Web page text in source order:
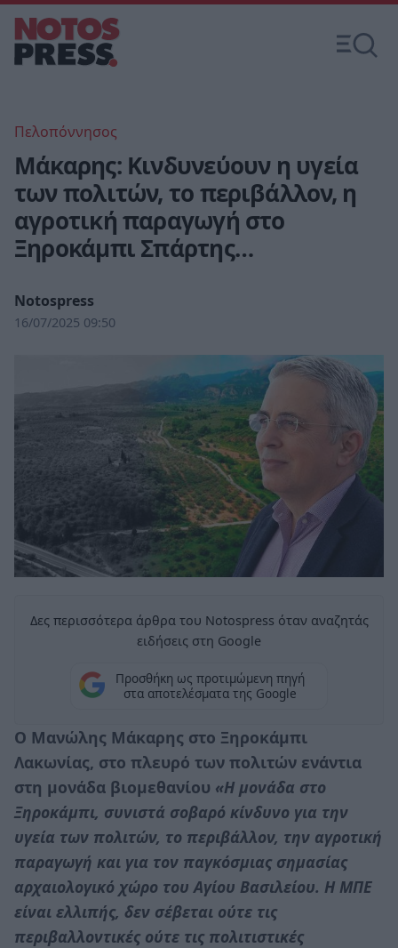
Πελοπόννησος
Μάκαρης: Κινδυνεύουν η υγεία
των πολιτών, το περιβάλλον, η
αγροτική παραγωγή στο
Ξηροκάμπι Σπάρτης…
Notospress
16/07/2025 09:50
Δες περισσότερα άρθρα του Notospress όταν αναζητάς
ειδήσεις στη Google
Προσθήκη ως προτιμώμενη πηγή
στα αποτελέσματα της Google
Ο Μανώλης Μάκαρης στο Ξηροκάμπι
Λακωνίας, στο πλευρό των πολιτών ενάντια
στη μονάδα βιομεθανίου «Η μονάδα στο
Ξηροκάμπι, συνιστά σοβαρό κίνδυνο για την
υγεία των πολιτών, το περιβάλλον, την αγροτική
παραγωγή και για τον παγκόσμιας σημασίας
αρχαιολογικό χώρο του Αγίου Βασιλείου. Η ΜΠΕ
είναι ελλιπής, δεν σέβεται ούτε τις
περιβαλλοντικές ούτε τις πολιτιστικές